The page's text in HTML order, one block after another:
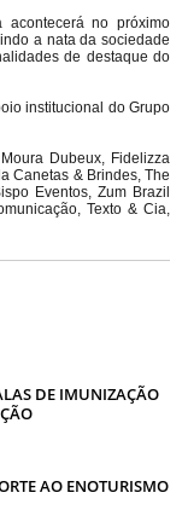
no próximo
a nata da sociedade
de destaque do
institucional do Grupo
Dubeux, Fidelizza
Canetas & Brindes, The
Eventos, Zum Brazil
Texto & Cia,
DE IMUNIZAÇÃO
AO ENOTURISMO